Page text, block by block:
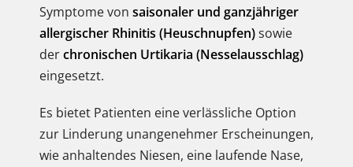
Symptome von saisonaler und ganzjähriger
allergischer Rhinitis (Heuschnupfen)sowie
derchronischen Urtikaria (Nesselausschlag)
eingesetzt.
Es bietet Patienten eine verlässliche Option
zur Linderung unangenehmer Erscheinungen,
wie anhaltendes Niesen, eine laufende Nase,